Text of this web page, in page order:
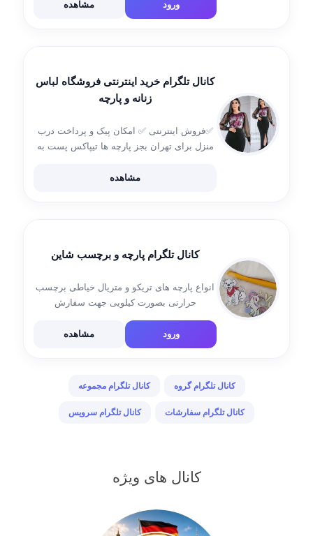
ورود مشاهده
کانال تلگرام خرید اینترنتی فروشگاه لباس
زنانه و پارچه
✅فروش اینترنتی ✅ امکان پیک و پرداخت درب
منزل برای تهران بجز پارچه ها تیپاکس پست به
مشاهده
کانال تلگرام پارچه و برچسب شاین
انواع پارچه های تریکو و متریال خیاطی برچسب
حرارتی بصورت کیلویی جهت سفارش
ورود
مشاهده
کانال تلگرام گروه کانال تلگرام مجموعه
کانال تلگرام سفارشات کانال تلگرام سرویس
کانال های ویژه